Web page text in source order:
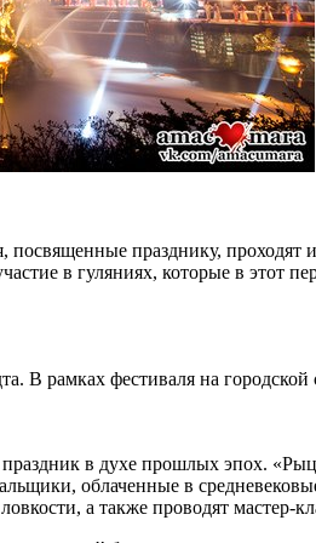
празднику, проходят
в гуляниях, которые в этот
В рамках фестиваля на
в духе прошлых эпох.
облаченные в
а также проводят мастер-